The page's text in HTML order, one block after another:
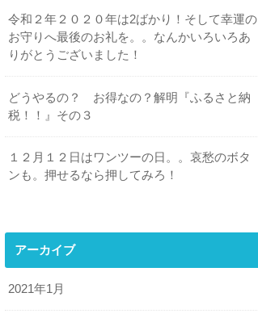
令和２年２０２０年は2ばかり！そして幸運の
お守りへ最後のお礼を。。なんかいろいろあ
りがとうございました！
どうやるの？ お得なの？解明『ふるさと納
税！！』その３
１２月１２日はワンツーの日。。哀愁のボタ
ンも。押せるなら押してみろ！
アーカイブ
2021年1月